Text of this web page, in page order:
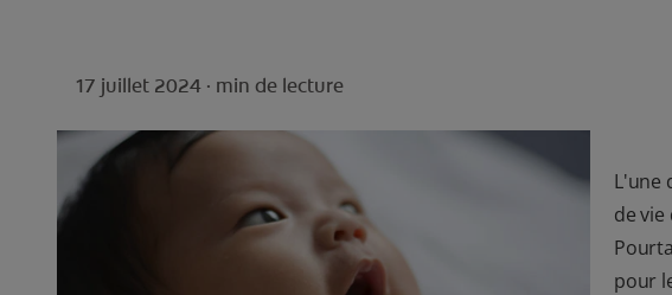
17 juillet 2024 · min de lecture
L'une
de
pour